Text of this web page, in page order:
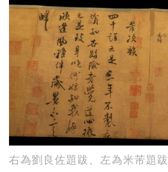
右為劉良佐題跋、左為米芾題跋